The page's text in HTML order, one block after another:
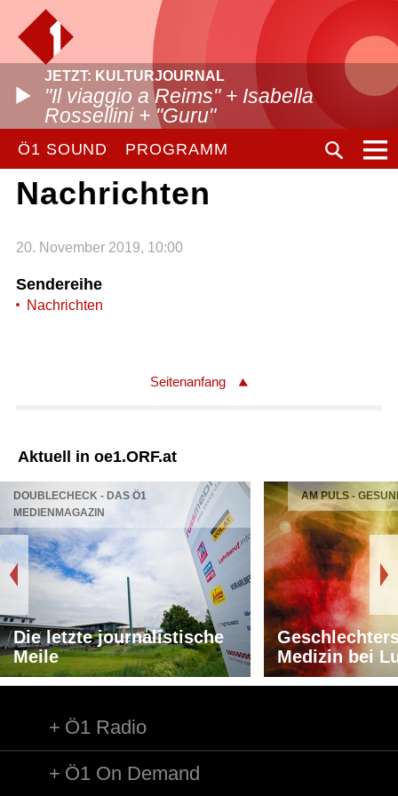
JETZT: KULTURJOURNAL
"Il viaggio a Reims" + Isabella
Rossellini + "Guru"
Ö1 SOUND PROGRAMM
Nachrichten
20. November 2019, 10:00
Sendereihe
Nachrichten
Seitenanfang
Aktuell in oe1.ORF.at
DOUBLECHECK - DAS Ö1
MEDIENMAGAZIN
Die letzte journalistische
Meile
AM PULS -
Medizin bei
Ö1 Radio
Ö1 On Demand